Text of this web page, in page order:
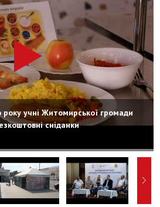
року учні Житомирської громади
сніданки